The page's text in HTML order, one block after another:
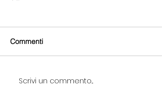
Commenti
Scrivi un commento...